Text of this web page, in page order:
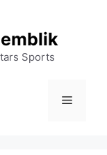
Sports
Menu